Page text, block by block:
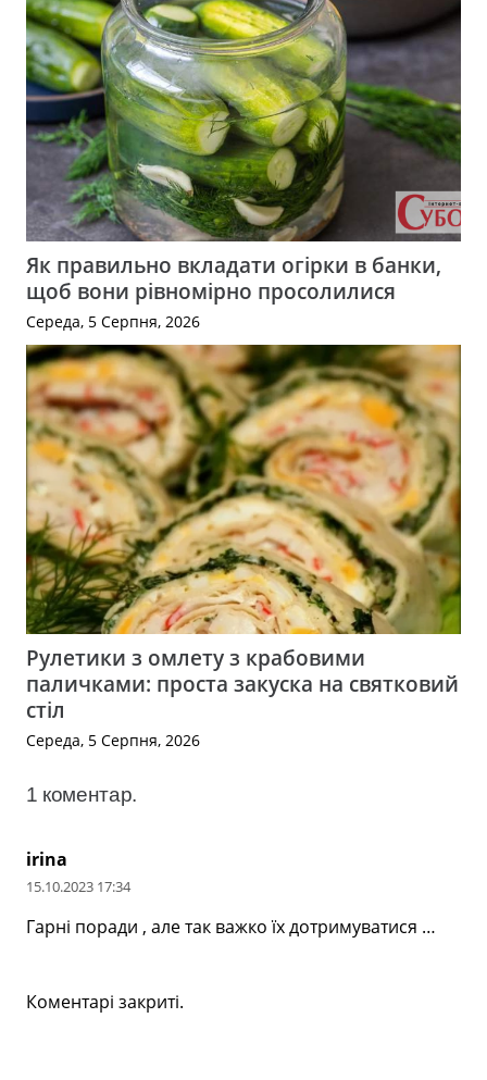
Як правильно вкладати огірки в банки,
щоб вони рівномірно просолилися
Середа, 5 Серпня, 2026
Рулетики з омлету з крабовими
паличками: проста закуска на святковий
стіл
Середа, 5 Серпня, 2026
1 коментар.
irina
15.10.2023 17:34
Гарні поради , але так важко їх дотримуватися …
Коментарі закриті.